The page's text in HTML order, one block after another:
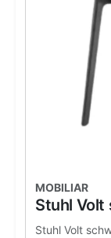
MOBILIAR
Stuhl
Stuhl Volt